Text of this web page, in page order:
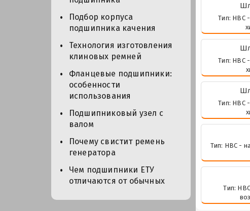
Подбор корпуса
подшипника качения
Технология изготовления
клиновых ремней
Фланцевые подшипники:
особенности
использования
Подшипниковый узел с
валом
Почему свистит ремень
генератора
Чем подшипники ЕТУ
отличаются от обычных
Тип: НВС
Тип: НВС
Тип: НВС
Тип: НВС -
Тип: